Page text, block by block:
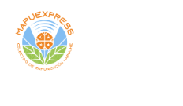
Skip
main